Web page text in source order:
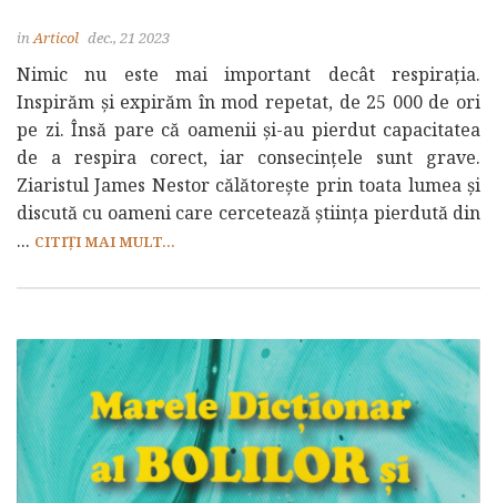
inArticol dec., 21 2023
Nimic nu este mai important decât respirația.
Inspirăm și expirăm în mod repetat, de 25 000 de ori
pe zi. Însă pare că oamenii și-au pierdut capacitatea
de a respira corect, iar consecințele sunt grave.
Ziaristul James Nestor călătorește prin toata lumea și
discută cu oameni care cercetează știința pierdută din
... CITIȚI MAI MULT...